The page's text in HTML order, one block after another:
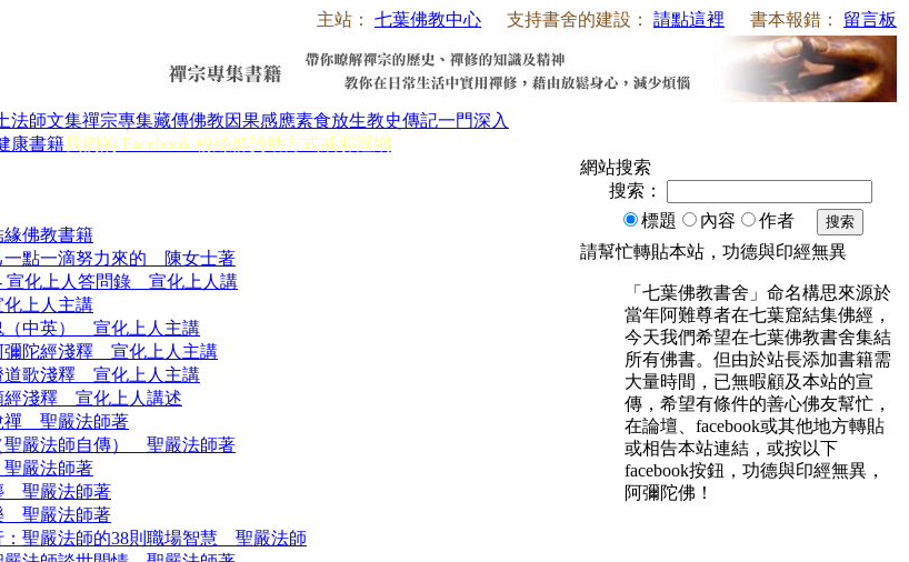
主站： 七葉佛教中心 支持書舍的建設： 請點這裡 書本報錯： 留言板
法師文集禪宗專集藏傳佛教因果感應素食放生教史傳記一門深入
康書籍我們的 Facebook 粉絲群贊助方式戒邪淫網
緣佛教書籍
一點一滴努力來的 陳女士著
宣化上人答問錄 宣化上人講
上人主講
（中英） 宣化上人主講
彌陀經淺釋 宣化上人主講
道歌淺釋 宣化上人主講
經淺釋 宣化上人講述
禪 聖嚴法師著
聖嚴法師自傳） 聖嚴法師著
嚴法師著
聖嚴法師著
聖嚴法師著
：聖嚴法師的38則職場智慧 聖嚴法師
網站搜索
搜索：
標題
內容 作者 搜索
請幫忙轉貼本站，功德與印經無異
「七葉佛教書舍」命名構思來源於
當年阿難尊者在七葉窟結集佛經，
今天我們希望在七葉佛教書舍集結
所有佛書。但由於站長添加書籍需
大量時間，已無暇顧及本站的宣
傳，希望有條件的善心佛友幫忙，
在論壇、facebook或其他地方轉貼
或相告本站連結，或按以下
facebook按鈕，功德與印經無異，
阿彌陀佛！